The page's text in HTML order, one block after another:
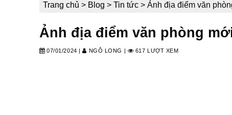
Trang chủ > Blog > Tin tức > Ảnh địa điểm văn
Ảnh địa điểm văn phòng
07/01/2024 | NGÔ LONG 617 LƯỢT XEM